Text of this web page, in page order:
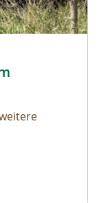
Five im